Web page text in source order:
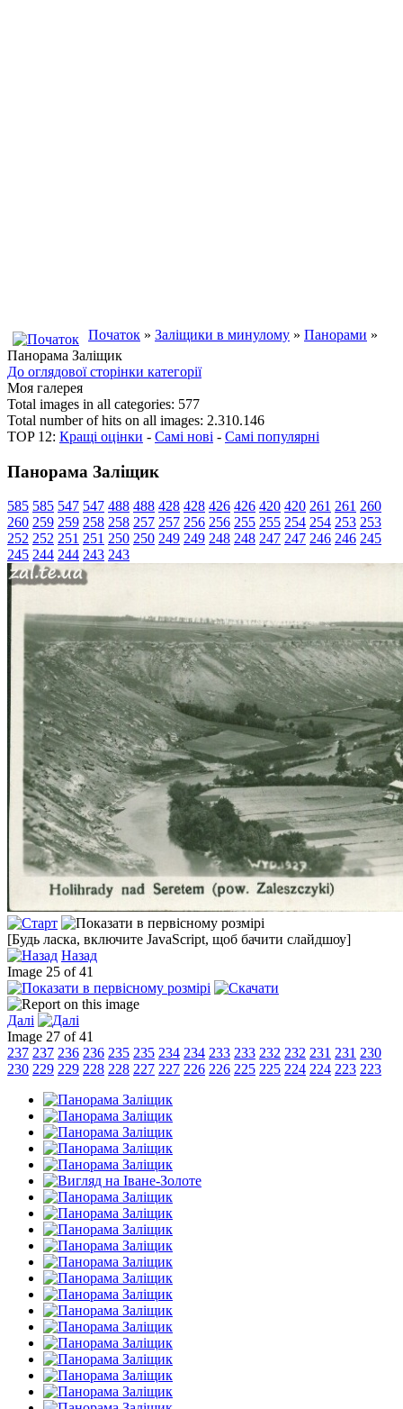
Початок » Заліщики в минулому » Панорами »
Панорама Заліщик
До оглядової сторінки категорії
Моя галерея
Total images in all categories: 577
Total number of hits on all images: 2.310.146
TOP 12: Кращі оцінки - Самі нові - Самі популярні
Панорама Заліщик
585 585 547 547 488 488 428 428 426 426 420 420 261 261 260
260 259 259 258 258 257 257 256 256 255 255 254 254 253 253
252 252 251 251 250 250 249 249 248 248 247 247 246 246 245
245 244 244 243 243
[Будь ласка, включите JavaScript, щоб бачити слайдшоу]
Назад
Image 25 of 41
Далі
Image 27 of 41
237 237 236 236 235 235 234 234 233 233 232 232 231 231 230
230 229 229 228 228 227 227 226 226 225 225 224 224 223 223